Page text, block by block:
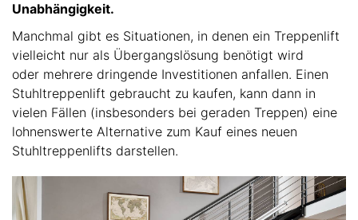
Unabhängigkeit.
Manchmal gibt es Situationen, in denen ein Treppenlift
vielleicht nur als Übergangslösung benötigt wird
oder mehrere dringende Investitionen anfallen. Einen
Stuhltreppenlift gebraucht zu kaufen, kann dann in
vielen Fällen (insbesonders bei geraden Treppen) eine
lohnenswerte Alternative zum Kauf eines neuen
Stuhltreppenlifts darstellen.